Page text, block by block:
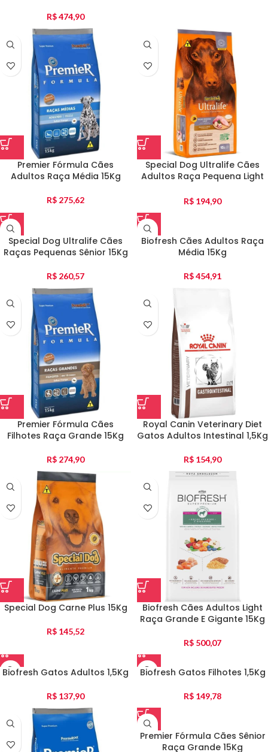
R$474,90
Premier Fórmula Cães
Adultos Raça Média 15Kg
R$ 275,62
Special Dog Ultralife Cães
Adultos Raça Pequena Light
R$ 194,90
Special Dog Ultralife Cães
Raças Pequenas Sênior 15Kg
R$ 260,57
Biofresh Cães Adultos Raça
Média 15Kg
R$454,91
Premier Fórmula Cães
Filhotes Raça Grande 15Kg
R$ 274,90
Royal Canin Veterinary Diet
Gatos Adultos Intestinal 1,5Kg
R$ 154,90
Special Dog Carne Plus 15Kg
R$ 145,52
Biofresh Cães Adultos Light
Raça Grande E Gigante 15Kg
R$ 500,07
Biofresh Gatos Adultos 1,5Kg
R$ 137,90
Biofresh Gatos Filhotes 1,5Kg
R$ 149,78
Premier Fórmula Cães Sênior
Raça Grande 15Kg